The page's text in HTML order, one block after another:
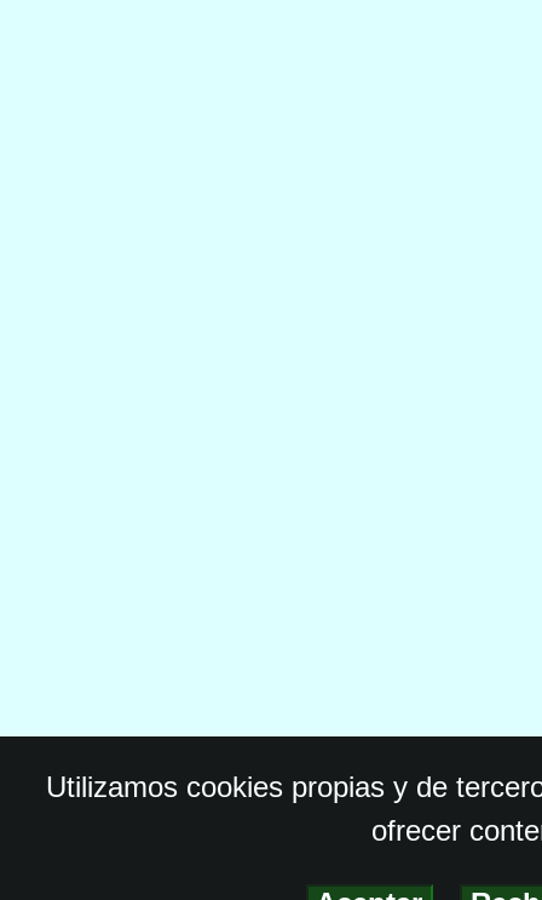
Utilizamos cookies propias y de
ofrecer